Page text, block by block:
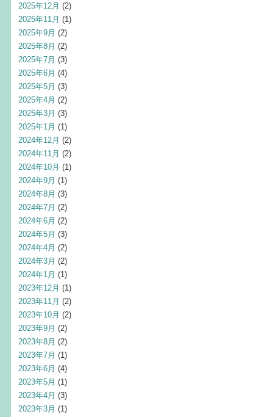
2025年12月 (2)
2025年11月 (1)
2025年9月 (2)
2025年8月 (2)
2025年7月 (3)
2025年6月 (4)
2025年5月 (3)
2025年4月 (2)
2025年3月 (3)
2025年1月 (1)
2024年12月 (2)
2024年11月 (2)
2024年10月 (1)
2024年9月 (1)
2024年8月 (3)
2024年7月 (2)
2024年6月 (2)
2024年5月 (3)
2024年4月 (2)
2024年3月 (2)
2024年1月 (1)
2023年12月 (1)
2023年11月 (2)
2023年10月 (2)
2023年9月 (2)
2023年8月 (2)
2023年7月 (1)
2023年6月 (4)
2023年5月 (1)
2023年4月 (3)
2023年3月 (1)